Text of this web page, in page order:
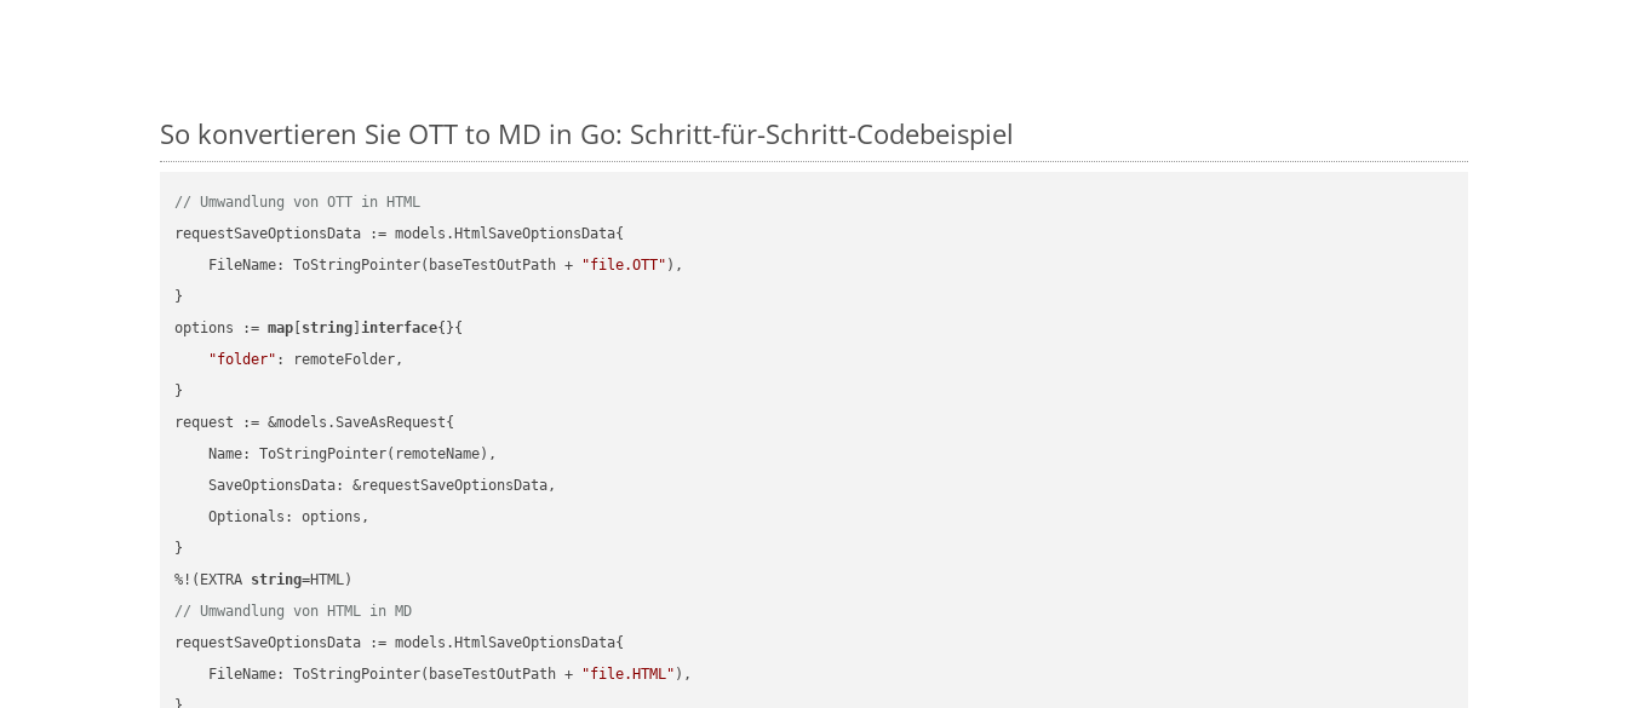
So konvertieren Sie OTT to MD in Go: Schritt-für-Schritt-Codebeispiel
// Umwandlung von OTT in HTML
requestSaveOptionsData := models.HtmlSaveOptionsData{
    FileName: ToStringPointer(baseTestOutPath +
"file.OTT" ),
}
options := map string ]interface{}{
"folder" : remoteFolder,
}
request := &models.SaveAsRequest{
    Name: ToStringPointer(remoteName),
    SaveOptionsData: &requestSaveOptionsData,
    Optionals: options,
}
%!(EXTRA string
// Umwandlung von HTML in MD
requestSaveOptionsData := models.HtmlSaveOptionsData{
    FileName: ToStringPointer(baseTestOutPath +
"file.HTML" ),